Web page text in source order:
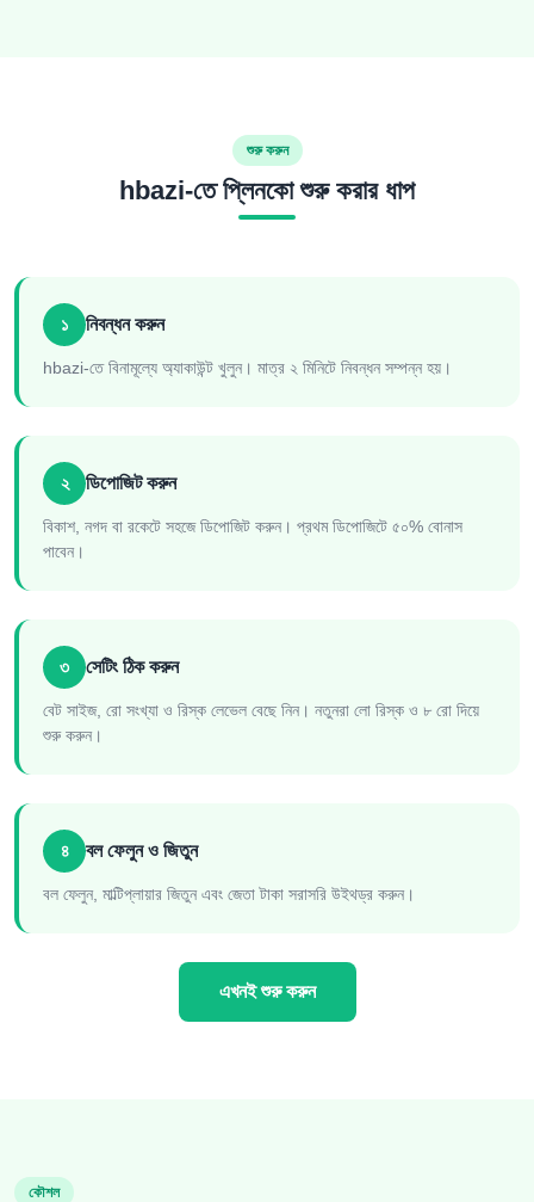
শুরু করুন
hbazi-তে প্লিনকো শুরু করার ধাপ
১ নিবন্ধন করুন
hbazi-তে বিনামূল্যে অ্যাকাউন্ট খুলুন। মাত্র ২ মিনিটে নিবন্ধন সম্পন্ন হয়।
২ ডিপোজিট করুন
বিকাশ, নগদ বা রকেটে সহজে ডিপোজিট করুন। প্রথম ডিপোজিটে ৫০% বোনাস
পাবেন।
৩ সেটিং ঠিক করুন
বেট সাইজ, রো সংখ্যা ও রিস্ক লেভেল বেছে নিন। নতুনরা লো রিস্ক ও ৮ রো দিয়ে
শুরু করুন।
৪ বল ফেলুন ও জিতুন
বল ফেলুন, মাল্টিপ্লায়ার জিতুন এবং জেতা টাকা সরাসরি উইথড্র করুন।
এখনই শুরু করুন
কৌশল